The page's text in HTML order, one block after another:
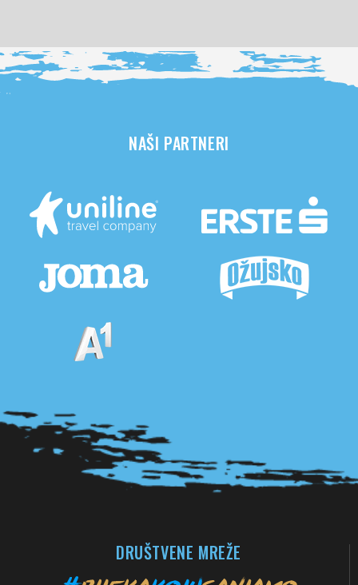
NAŠI PARTNERI
DRUŠTVENE MREŽE